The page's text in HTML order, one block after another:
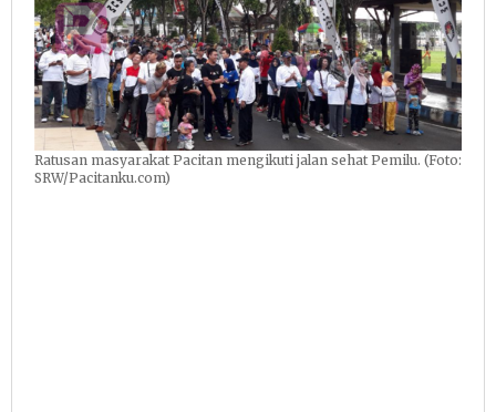
Ratusan masyarakat Pacitan mengikuti jalan sehat Pemilu. (Foto:
SRW/Pacitanku.com)